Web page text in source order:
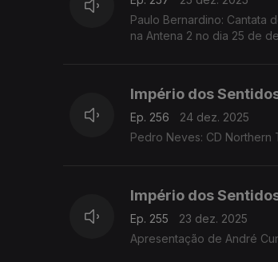
Paulo Bernardino: Cantata
na Antena 2 no dia 25 de
Império dos
Ep. 256
24 dez. 2025
Pedro Neves: CD Northern
Império dos
Ep. 255
23 dez. 2025
Apresentação de André